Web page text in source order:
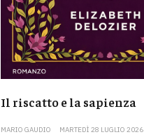
Il riscatto e la sapienza
MARIO GAUDIO MARTEDÌ 28 LUGLIO 2026